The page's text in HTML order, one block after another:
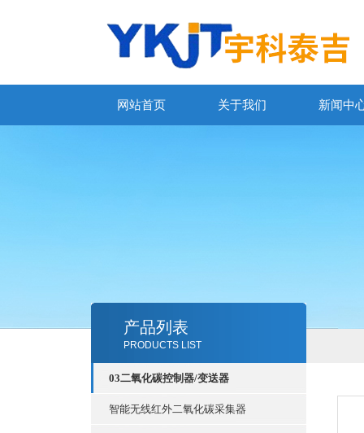
网站首页 关于我们 新闻中
产品列表
PRODUCTS LIST
03二氧化碳控制器/变送器
智能无线红外二氧化碳采集器